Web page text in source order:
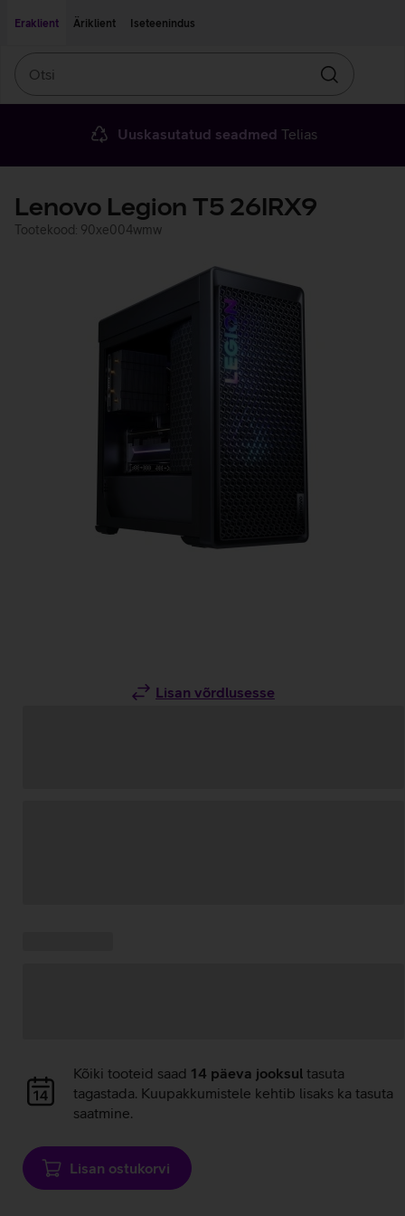
Eraklient
Äriklient Iseteenindus
Otsin
Uuskasutatud seadmed Telias
Lenovo Legion T5 26IRX9
Tootekood: 90xe004wmw
Lisan võrdlusesse
Andmete
laadimine
Kõiki tooteid saad 14 päeva jooksul tasuta
tagastada. Kuupakkumistele kehtib lisaks ka tasuta
saatmine.
Lisan ostukorvi